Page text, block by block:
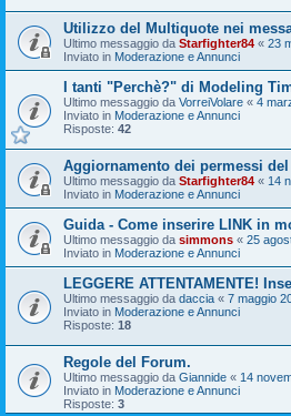
Utilizzo del Multiquote nei
Ultimo messaggio da Starfighter84 « 23
Inviato in Moderazione e Annunci
I tanti "Perchè?" di Modeling
Ultimo messaggio da VorreiVolare « 4
Inviato in Moderazione e Annunci
Risposte: 42
Aggiornamento dei permessi del
Ultimo messaggio da Starfighter84 « 14
Inviato in Moderazione e Annunci
Guida - Come inserire LINK in
Ultimo messaggio da simmons « 25
Inviato in Moderazione e Annunci
LEGGERE ATTENTAMENTE!
Ultimo messaggio da daccia « 7 maggio
Inviato in Moderazione e Annunci
Risposte: 18
Regole del Forum.
Ultimo messaggio da Giannide « 14
Inviato in Moderazione e Annunci
Risposte: 3